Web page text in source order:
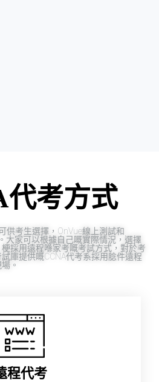
代考方式
供考生選擇，OnVue線上測試和
大家可以根據自己嘅實際情況，選擇
採用遠程喺家考嘅考試方式，對於考
庫提供嘅CCNA代考系採用腍件遠程
。
程代考